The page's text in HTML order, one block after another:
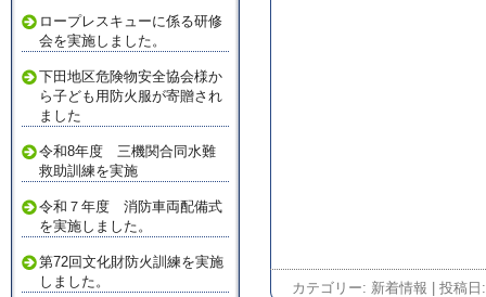
カテゴリー: 新着情報 | 投稿
ロープレスキューに係る研修
会を実施しました。
下田地区危険物安全協会様か
ら子ども用防火服が寄贈され
ました
令和8年度 三機関合同水難
救助訓練を実施
令和７年度 消防車両配備式
を実施しました。
第72回文化財防火訓練を実施
しました。